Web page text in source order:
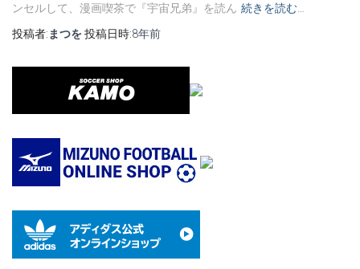
ンセルして、漫画喫茶で『宇宙兄弟』を読ん 続きを読む…
投稿者: まつを投稿日時:8年前